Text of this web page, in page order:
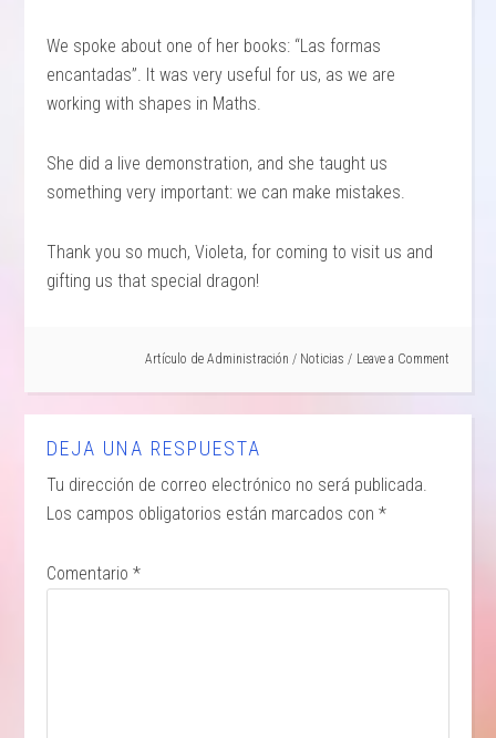
We spoke about one of her books: “Las formas
encantadas”. It was very useful for us, as we are
working with shapes in Maths.
She did a live demonstration, and she taught us
something very important: we can make mistakes.
Thank you so much, Violeta, for coming to visit us and
gifting us that special dragon!
Artículo de Administración / Noticias Leave a Comment
DEJA UNA RESPUESTA
Tu dirección de correo electrónico no será publicada.
Los campos obligatorios están marcados con*
Comentario*